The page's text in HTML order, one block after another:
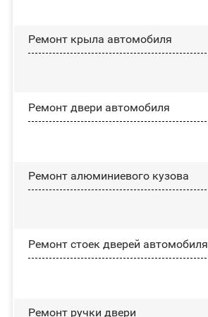
Ремонт крыла автомобиля
Ремонт двери автомобиля
Ремонт алюминиевого кузова
Ремонт стоек дверей автомобиля
Ремонт ручки двери